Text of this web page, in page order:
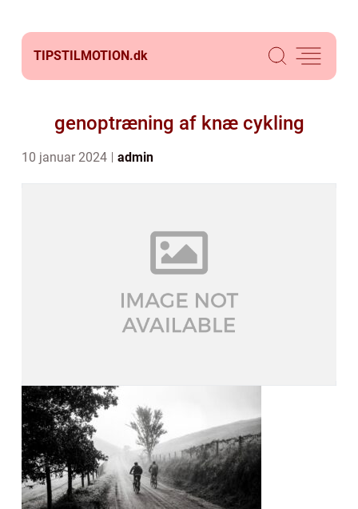
TIPSTILMOTION.dk
genoptræning af knæ cykling
10 januar 2024 admin